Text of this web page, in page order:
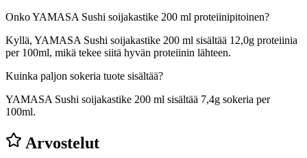
Onko YAMASA Sushi soijakastike 200 ml proteiinipitoinen?
Kyllä, YAMASA Sushi soijakastike 200 ml sisältää 12,0g proteiinia
per 100ml, mikä tekee siitä hyvän proteiinin lähteen.
Kuinka paljon sokeria tuote sisältää?
YAMASA Sushi soijakastike 200 ml sisältää 7,4g sokeria per
100ml.
Arvostelut